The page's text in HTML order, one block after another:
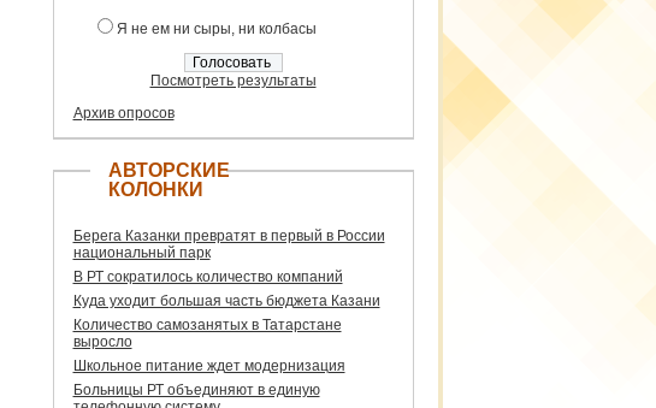
Я не ем ни сыры, ни колбасы
Посмотреть результаты
Архив опросов
АВТОРСКИЕ
КОЛОНКИ
Берега Казанки превратят в первый в России
национальный парк
В РТ сократилось количество компаний
Куда уходит большая часть бюджета Казани
Количество самозанятых в Татарстане
выросло
Школьное питание ждет модернизация
Больницы РТ объединяют в единую